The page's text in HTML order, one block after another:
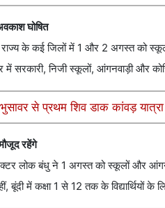
घोषित
के कई जिलों में 1 और 2 अगस्त को
सरकारी, निजी स्कूलों, आंगनवाड़ी और
भुसावर से प्रथम शिव डाक कांवड़ यात्रा
रहेंगे
लोक बंधु ने 1 अगस्त को स्कूलों और
बूंदी में कक्षा 1 से 12 तक के